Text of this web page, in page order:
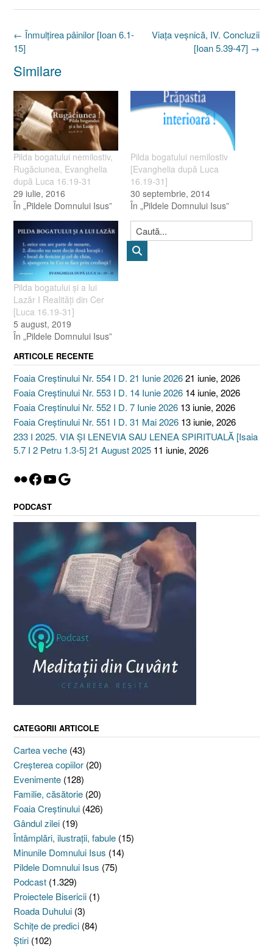
Post
navigation
Viaţa veşnică, IV. Concluzii
[Ioan 5.39-47] →
← Înmulţirea pâinilor [Ioan 6.1-
15]
Similare
Pilda bogatului nemilostiv,
Rugăciunea, Evanghelia
după Luca 16.19-31
29 iulie, 2016
În „Pildele Domnului Isus”
Pilda bogatului nemilostiv
[Evanghelia după Luca
16.19-31]
30 septembrie, 2014
În „Pildele Domnului Isus”
Pilda bogatului şi a lui
Lazăr I Realităţi din Cer
[Luca 16.19-31]
5 august, 2019
În „Pildele Domnului Isus”
ARTICOLE RECENTE
Foaia Creștinului Nr. 554 I D. 21 Iunie 202621 iunie, 2026
Foaia Creștinului Nr. 553 I D. 14 Iunie 2026 14 iunie, 2026
Foaia Creștinului Nr. 552 I D. 7 Iunie 2026 13 iunie, 2026
Foaia Creștinului Nr. 551 I D. 31 Mai 2026 13 iunie, 2026
233 I 2025. VIA ȘI LENEVIA SAU LENEA SPIRITUALĂ [Isaia
5.7 I 2 Petru 1.3-5] 21 August 2025 11 iunie, 2026
Flickr
Facebook
YouTube
Google
PODCAST
CATEGORII ARTICOLE
Cartea veche (43)
Creşterea copiilor (20)
Evenimente (128)
Familie, căsătorie (20)
Foaia Creştinului (426)
Gândul zilei (19)
Întâmplări, ilustraţii, fabule (15)
Minunile Domnului Isus (14)
Pildele Domnului Isus (75)
Podcast (1.329)
Proiectele Bisericii (1)
Roada Duhului (3)
Schiţe de predici (84)
Ştiri (102)